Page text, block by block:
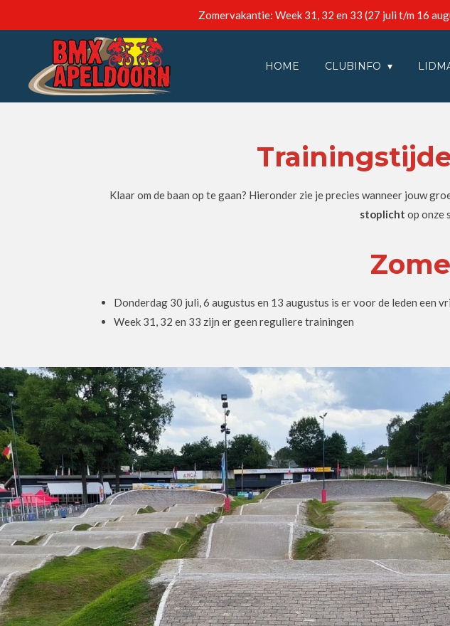
hoofdinhoud
Zomervakantie: Week 31, 32 en 33 (27 juli t/m 16
HOME CLUBINFO
Klaar om de baan op te gaan? Hieronder zie je precies wanneer jouw
stoplicht op onze
Donderdag 30 juli, 6 augustus en 13 augustus is er voor de leden een
Week 31, 32 en 33 zijn er geen reguliere trainingen